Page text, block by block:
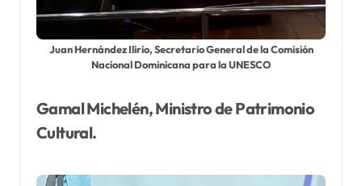
Juan Hernández Ilirio, Secretario General de la Comisión
Nacional Dominicana para la UNESCO
Gamal Michelén, Ministro de Patrimonio
Cultural.